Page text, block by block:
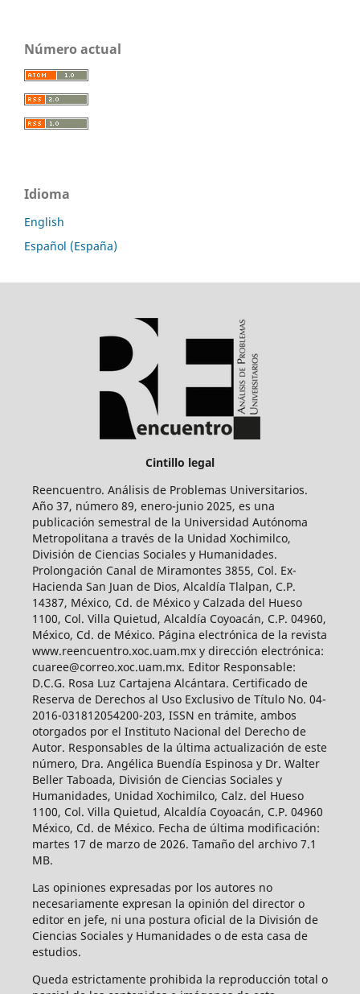
Número actual
Idioma
English
Español (España)
Cintillo legal
Reencuentro. Análisis de Problemas Universitarios.
Año 37, número 89, enero-junio 2025, es una
publicación semestral de la Universidad Autónoma
Metropolitana a través de la Unidad Xochimilco,
División de Ciencias Sociales y Humanidades.
Prolongación Canal de Miramontes 3855, Col. Ex-
Hacienda San Juan de Dios, Alcaldía Tlalpan, C.P.
14387, México, Cd. de México y Calzada del Hueso
1100, Col. Villa Quietud, Alcaldía Coyoacán, C.P. 04960,
México, Cd. de México. Página electrónica de la revista
www.reencuentro.xoc.uam.mx y dirección electrónica:
cuaree@correo.xoc.uam.mx. Editor Responsable:
D.C.G. Rosa Luz Cartajena Alcántara. Certificado de
Reserva de Derechos al Uso Exclusivo de Título No. 04-
2016-031812054200-203, ISSN en trámite, ambos
otorgados por el Instituto Nacional del Derecho de
Autor. Responsables de la última actualización de este
número, Dra. Angélica Buendía Espinosa y Dr. Walter
Beller Taboada, División de Ciencias Sociales y
Humanidades, Unidad Xochimilco, Calz. del Hueso
1100, Col. Villa Quietud, Alcaldía Coyoacán, C.P. 04960
México, Cd. de México. Fecha de última modificación:
martes 17 de marzo de 2026. Tamaño del archivo 7.1
MB.
Las opiniones expresadas por los autores no
necesariamente expresan la opinión del director o
editor en jefe, ni una postura oficial de la División de
Ciencias Sociales y Humanidades o de esta casa de
estudios.
Queda estrictamente prohibida la reproducción total o